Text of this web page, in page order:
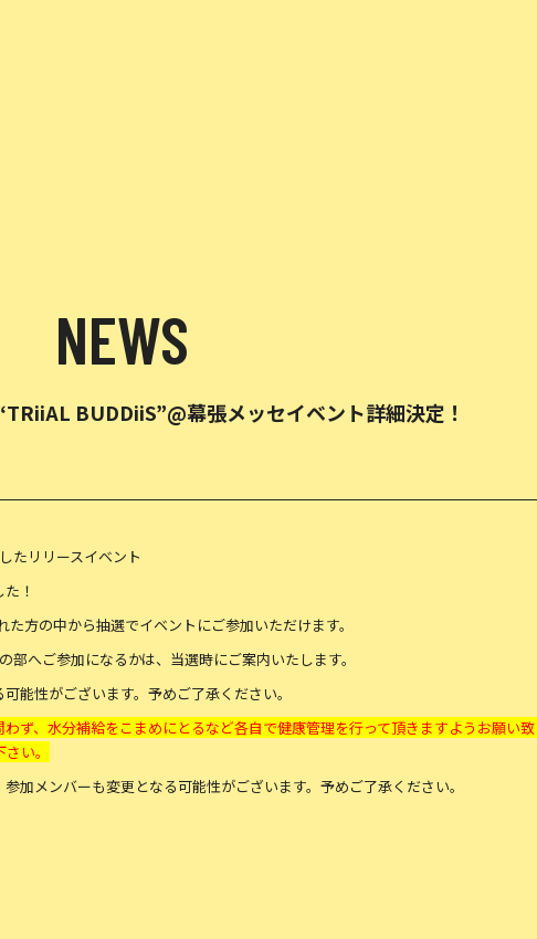
NEWS
BUDDiiS”@幕張メッセイベント詳細決定！
たリリースイベント
！
方の中から抽選でイベントにご参加いただけます。
へご参加になるかは、当選時にご案内いたします。
能性がございます。予めご了承ください。
ず、水分補給をこまめにとるなど各自で健康管理を行って頂きますようお願い
い。
メンバーも変更となる可能性がございます。予めご了承ください。